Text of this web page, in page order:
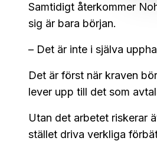
Samtidigt återkommer
sig är bara början.
– Det är inte i själva
Det är först när kraven
lever upp till det som
Utan det arbetet riskerar
stället driva verkliga